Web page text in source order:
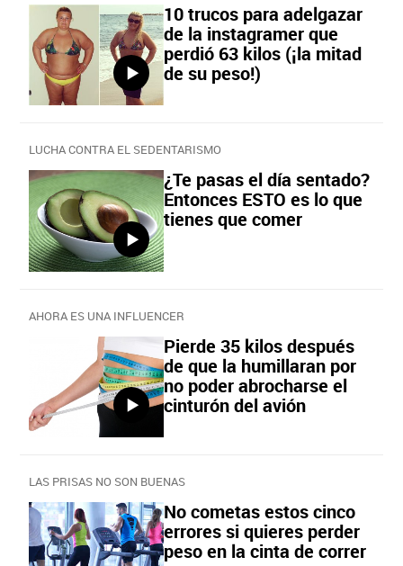
10 trucos para adelgazar
de la instagramer que
perdió 63 kilos (¡la mitad
de su peso!)
LUCHA CONTRA EL SEDENTARISMO
¿Te pasas el día sentado?
Entonces ESTO es lo que
tienes que comer
AHORA ES UNA INFLUENCER
Pierde 35 kilos después
de que la humillaran por
no poder abrocharse el
cinturón del avión
LAS PRISAS NO SON BUENAS
No cometas estos cinco
errores si quieres perder
peso en la cinta de correr